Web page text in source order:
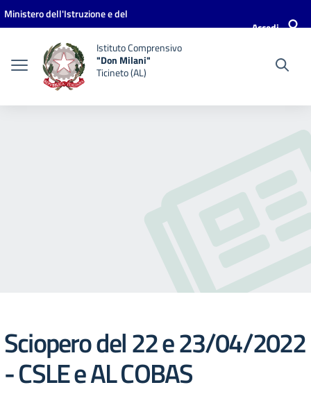
Vai ai contenuti
Vai al menu di navigazione
Vai al footer
Ministero dell'Istruzione e del
Accedi
Istituto Comprensivo
"Don Milani"
Ticineto (AL)
Sciopero del 22 e 23/04/2022
- CSLE e AL COBAS